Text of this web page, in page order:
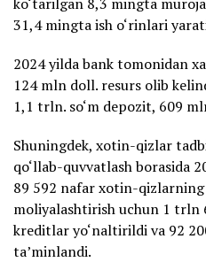
31,4 mingta ish o‘rinlari
2024 yilda bank tomonidan
124 mln doll. resurs olib
1,1 trln. so‘m depozit, 609
Shuningdek, xotin-qizlar
qo‘llab-quvvatlash borasida
89 592 nafar xotin-
moliyalashtirish uchun 1 trln
kreditlar yo‘naltirildi va 92
ta’minlandi.